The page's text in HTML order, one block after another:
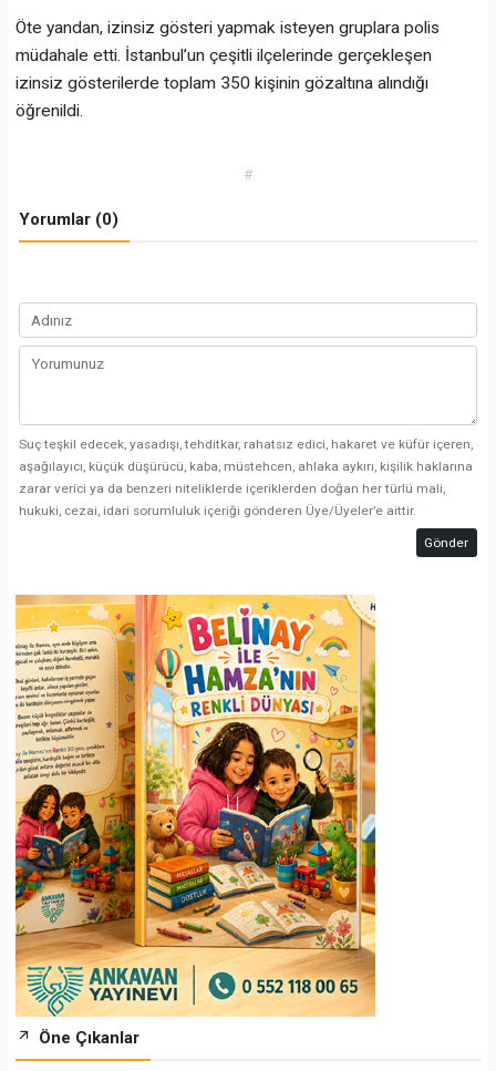
Öte yandan, izinsiz gösteri yapmak isteyen gruplara polis
müdahale etti. İstanbul’un çeşitli ilçelerinde gerçekleşen
izinsiz gösterilerde toplam 350 kişinin gözaltına alındığı
öğrenildi.
#
Yorumlar (0)
Suç teşkil edecek, yasadışı, tehditkar, rahatsız edici, hakaret ve küfür içeren,
aşağılayıcı, küçük düşürücü, kaba, müstehcen, ahlaka aykırı, kişilik haklarına
zarar verici ya da benzeri niteliklerde içeriklerden doğan her türlü mali,
hukuki, cezai, idari sorumluluk içeriği gönderen Üye/Üyeler’e aittir.
Gönder
Öne Çıkanlar